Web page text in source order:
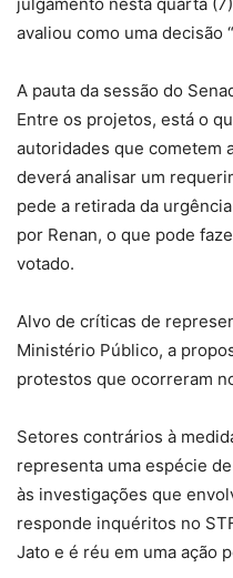
avaliou como uma decisão
A pauta da sessão do
Entre os projetos, está o
autoridades que cometem
deverá analisar um
pede a retirada da
por Renan, o que pode
votado.
Alvo de críticas de
Ministério Público, a
protestos que ocorreram
Setores contrários à
representa uma espécie
às investigações que
responde inquéritos no
Jato e é réu em uma ação